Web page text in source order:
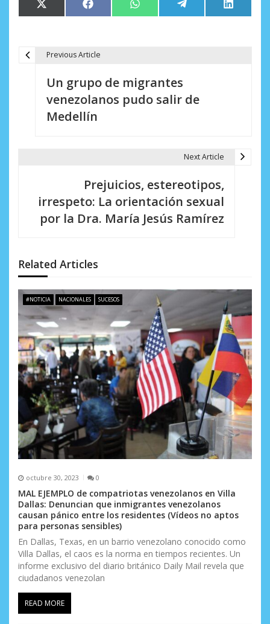
Compartir
en
X
(Twitter)
Compartir
en
Facebook Compartir
en
WhatsApp Compartir
en
Telegram
en
LinkedIn
n
d
e
e
n
t
r
a
d
a
s
Previous Article
Un grupo de migrantes
venezolanos pudo salir de
Medellín
Next Article
Prejuicios, estereotipos,
irrespeto: La orientación sexual
por la Dra. María Jesús Ramírez
Related Articles
#NOTICIA NACIONALES SUCESOS
octubre 30, 2023 0
MAL EJEMPLO de compatriotas venezolanos en Villa
Dallas: Denuncian que inmigrantes venezolanos
causan pánico entre los residentes (Vídeos no aptos
para personas sensibles)
En Dallas, Texas, en un barrio venezolano conocido como
Villa Dallas, el caos es la norma en tiempos recientes. Un
informe exclusivo del diario británico Daily Mail revela que
ciudadanos venezolan
READ MORE